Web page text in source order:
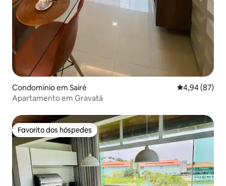
Condomínio em Sairé Classificação
4,94 (87)
Apartamento em Gravatá
Favorito dos hóspedes
Favorito dos hóspedes